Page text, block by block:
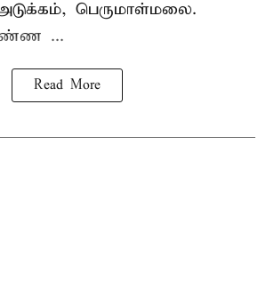
பெருமாள்மலை.
பண்ண ...
Read More